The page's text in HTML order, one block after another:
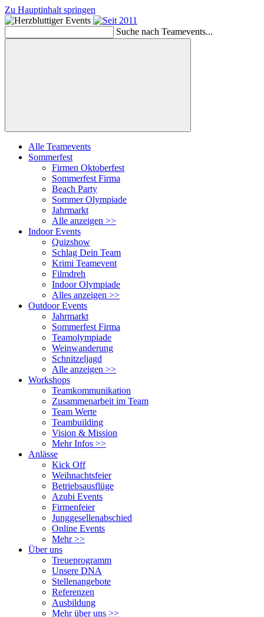
Zu Hauptinhalt springen
Suche nach Teamevents...
Alle Teamevents
Sommerfest
Firmen Oktoberfest
Sommerfest Firma
Beach Party
Sommer Olympiade
Jahrmarkt
Alle anzeigen >>
Indoor Events
Quizshow
Schlag Dein Team
Krimi Teamevent
Filmdreh
Indoor Olympiade
Alles anzeigen >>
Outdoor Events
Jahrmarkt
Sommerfest Firma
Teamolympiade
Weinwanderung
Schnitzeljagd
Alle anzeigen >>
Workshops
Teamkommunikation
Zusammenarbeit im Team
Team Werte
Teambuilding
Vision & Mission
Mehr Infos >>
Anlässe
Kick Off
Weihnachtsfeier
Betriebsausflüge
Azubi Events
Firmenfeier
Junggesellenabschied
Online Events
Mehr >>
Über uns
Treueprogramm
Unsere DNA
Stellenangebote
Referenzen
Ausbildung
Mehr über uns >>